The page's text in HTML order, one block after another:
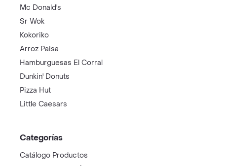
Mc Donald's
Sr Wok
Kokoriko
Arroz Paisa
Hamburguesas El Corral
Dunkin' Donuts
Pizza Hut
Little Caesars
Categorías
Catálogo Productos